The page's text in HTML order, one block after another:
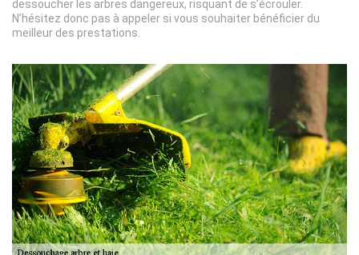
dessoucher les arbres dangereux, risquant de s’écrouler.
N’hésitez donc pas à appeler si vous souhaiter bénéficier du
meilleur des prestations.